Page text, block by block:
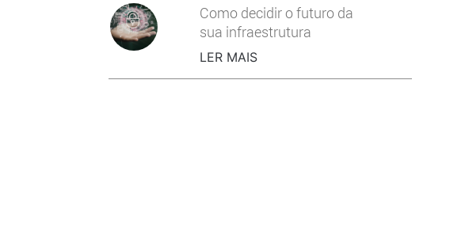
Como decidir o futuro da
sua infraestrutura
LER MAIS